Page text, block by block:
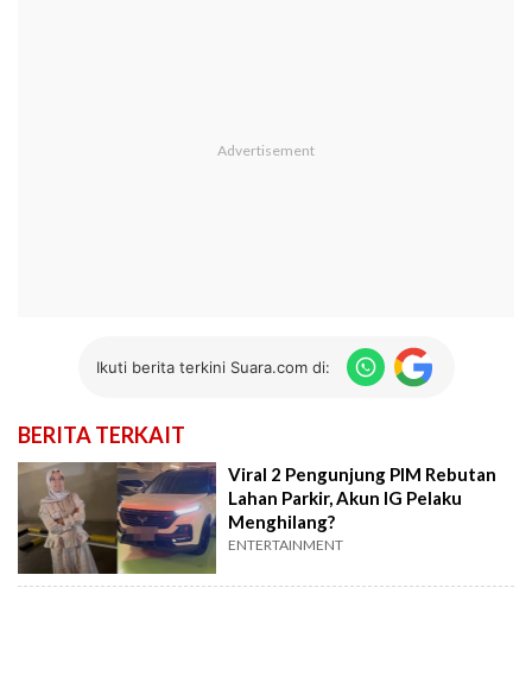
Ikuti berita terkini Suara.com di:
BERITA TERKAIT
Viral 2 Pengunjung PIM Rebutan
Lahan Parkir, Akun IG Pelaku
Menghilang?
ENTERTAINMENT